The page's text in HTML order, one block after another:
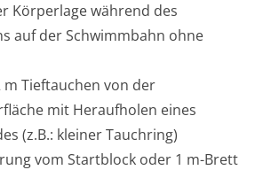
Körperlage während des
auf der Schwimmbahn ohne
m Tieftauchen von der
mit Heraufholen eines
(z.B.: kleiner Tauchring)
vom Startblock oder 1 m-Brett